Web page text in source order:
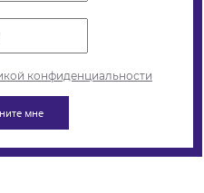
конфиденциальности